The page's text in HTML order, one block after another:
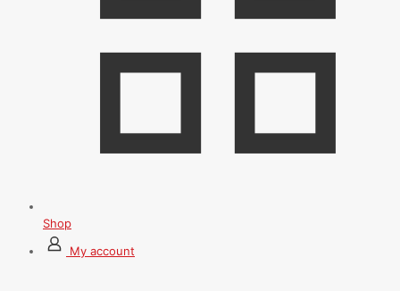
Shop
My account